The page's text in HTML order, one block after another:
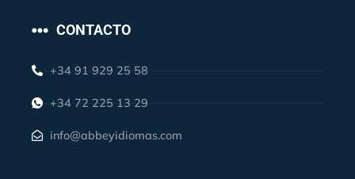
CONTACTO
+34 91 929 25 58
+34 72 225 13 29
info@abbeyidiomas.com